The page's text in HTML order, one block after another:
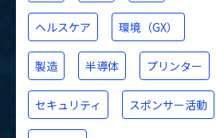
ヘルスケア 環境（GX）
製造 半導体 プリンター
セキュリティ スポンサー活動